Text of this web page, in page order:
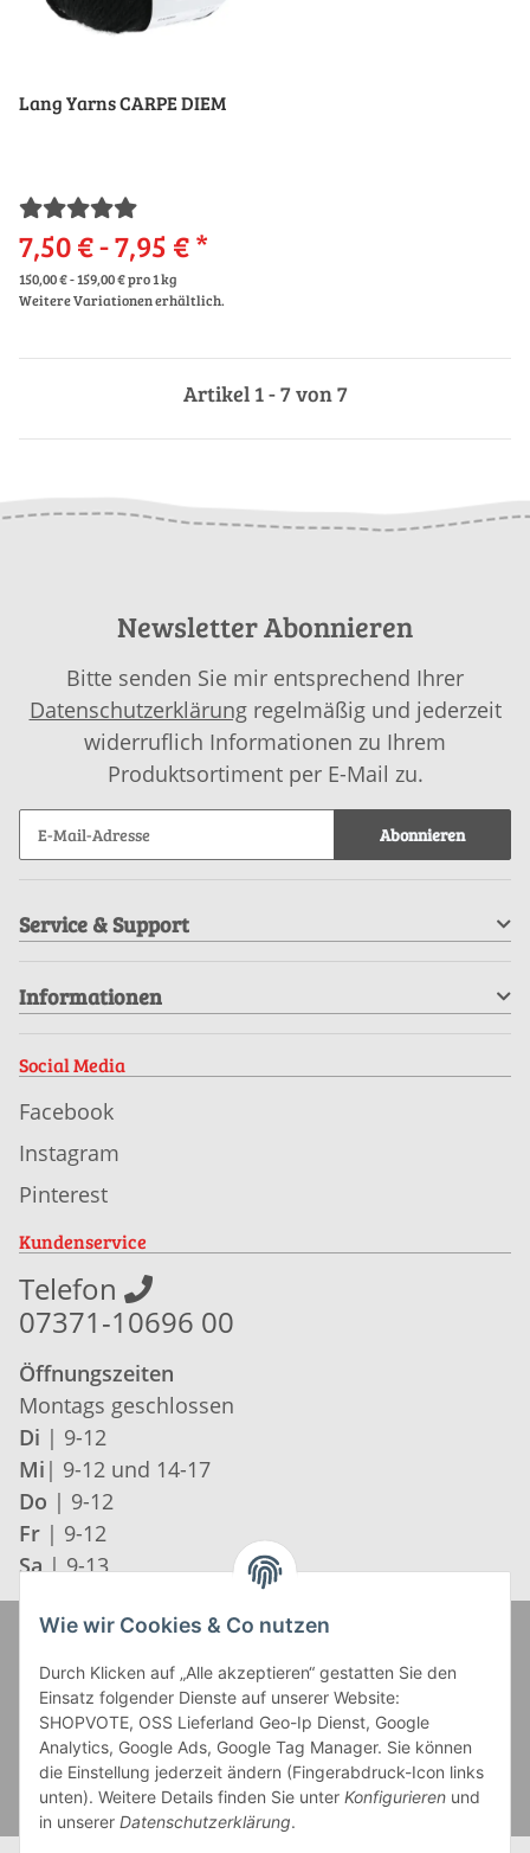
Lang Yarns CARPE DIEM
7,50 € -7,95 €*
150,00 € - 159,00 € pro 1 kg
Weitere Variationen erhältlich.
Artikel 1 - 7 von 7
Newsletter Abonnieren
Bitte senden Sie mir entsprechend Ihrer
Datenschutzerklärungregelmäßig und jederzeit
widerruflich Informationen zu Ihrem
Produktsortiment per E-Mail zu.
Abonnieren
Service & Support
Informationen
Social Media
Facebook
Instagram
Pinterest
Kundenservice
Telefon
07371-10696 00
Öffnungszeiten
Montags geschlossen
Di | 9-12
Mi | 9-12 und 14-17
Do | 9-12
Fr | 9-12
Sa | 9-13
Wie wir Cookies & Co nutzen
Durch Klicken auf „Alle akzeptieren“ gestatten Sie den
Einsatz folgender Dienste auf unserer Website:
SHOPVOTE, OSS Lieferland Geo-Ip Dienst, Google
Analytics, Google Ads, Google Tag Manager. Sie können
die Einstellung jederzeit ändern (Fingerabdruck-Icon links
unten). Weitere Details finden Sie unter Konfigurieren und
in unserer Datenschutzerklärung.